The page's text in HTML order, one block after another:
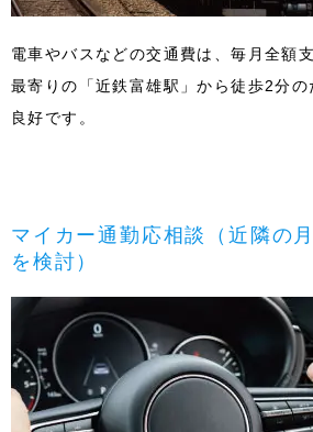
電車やバスなどの交通費は、毎月全額
最寄りの「近鉄富雄駅」から徒歩2分の
良好です。
マイカー通勤応相談（近隣の
を検討）